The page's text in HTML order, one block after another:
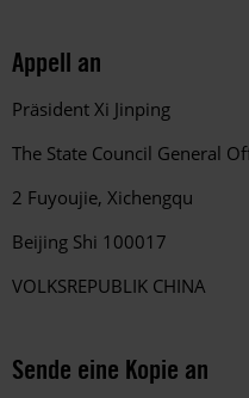
Appell an
Präsident Xi Jinping
The State Council General
2 Fuyoujie, Xichengqu
Beijing Shi 100017
VOLKSREPUBLIK CHINA
Sende eine Kopie an